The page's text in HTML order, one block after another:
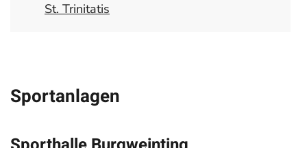
St. Trinitatis
Sportanlagen